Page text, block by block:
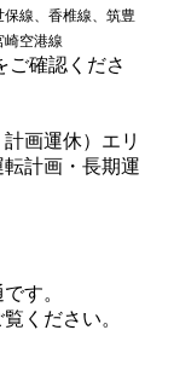
線、香椎線、筑豊
崎空港線
ご確認くださ
計画運休）エリ
計画・長期運
す。
ください。